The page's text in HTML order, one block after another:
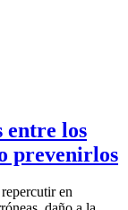
entre los
prevenirlos
en